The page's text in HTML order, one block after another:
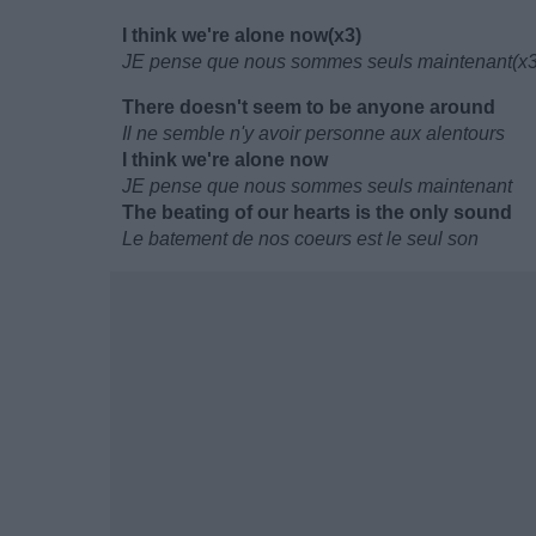
I think we're alone now(x3)
JE pense que nous sommes seuls
There doesn't seem to be anyone around
Il ne semble n'y avoir personne aux alentours
I think we're alone now
JE pense que nous sommes seuls maintenant
The beating of our hearts is the only sound
Le batement de nos coeurs est le seul son